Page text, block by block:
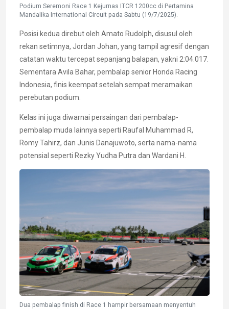
Podium Seremoni Race 1 Kejurnas ITCR 1200cc di Pertamina
Mandalika International Circuit pada Sabtu (19/7/2025).
Posisi kedua direbut oleh Amato Rudolph, disusul oleh
rekan setimnya, Jordan Johan, yang tampil agresif dengan
catatan waktu tercepat sepanjang balapan, yakni 2:04.017.
Sementara Avila Bahar, pembalap senior Honda Racing
Indonesia, finis keempat setelah sempat meramaikan
perebutan podium.
Kelas ini juga diwarnai persaingan dari pembalap-
pembalap muda lainnya seperti Raufal Muhammad R,
Romy Tahirz, dan Junis Danajuwoto, serta nama-nama
potensial seperti Rezky Yudha Putra dan Wardani H.
Dua pembalap finish di Race 1 hampir bersamaan menyentuh